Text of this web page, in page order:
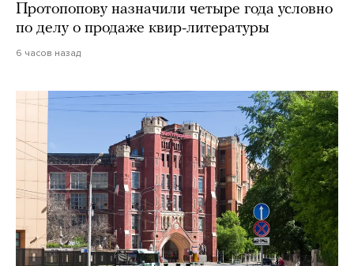
Протопопову назначили четыре года условно
по делу о продаже квир-литературы
6 часов назад